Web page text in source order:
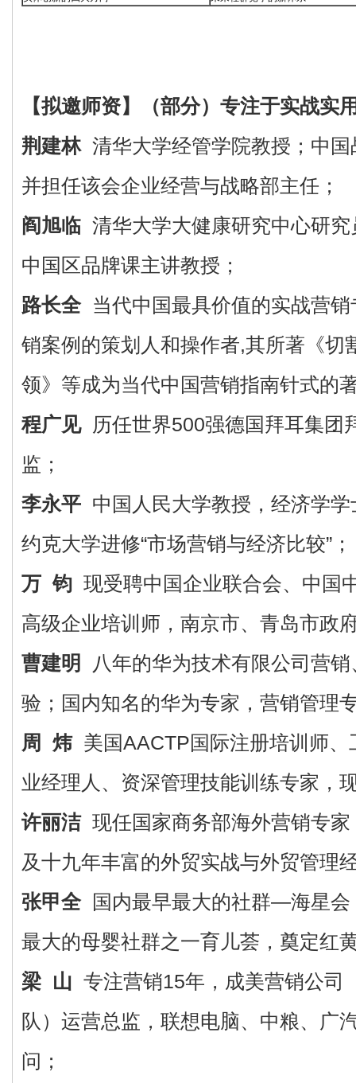
【拟邀师资】 （部分） 专注于实战实
荆建林 清华大学经管学院教授；中
并担任该会企业经营与战略部主任；
阎旭临 清华大学大健康研究中心研
中国区品牌课主讲教授；
路长全 当代中国最具价值的实战营
销案例的策划人和操作者,其所著《切
领》等成为当代中国营销指南针式的
程广见 历任世界500强德国拜耳集团
监；
李永平 中国人民大学教授，经济学
约克大学进修“市场营销与经济比较”；
万 钧 现受聘中国企业联合会、中国
高级企业培训师，南京市、青岛市政
曹建明
八年的华为技术有限公司营
验；国内知名的华为专家，营销管理
周 炜 美国AACTP国际注册培训师
业经理人、资深管理技能训练专家，
许丽洁 现任国家商务部海外营销专
及十九年丰富的外贸实战与外贸管理
张甲全 国内最早最大的社群—海星
最大的母婴社群之一育儿荟，奠定红
梁 山 专注营销15年，成美营销公司
队）运营总监，联想电脑、中粮、广
问；